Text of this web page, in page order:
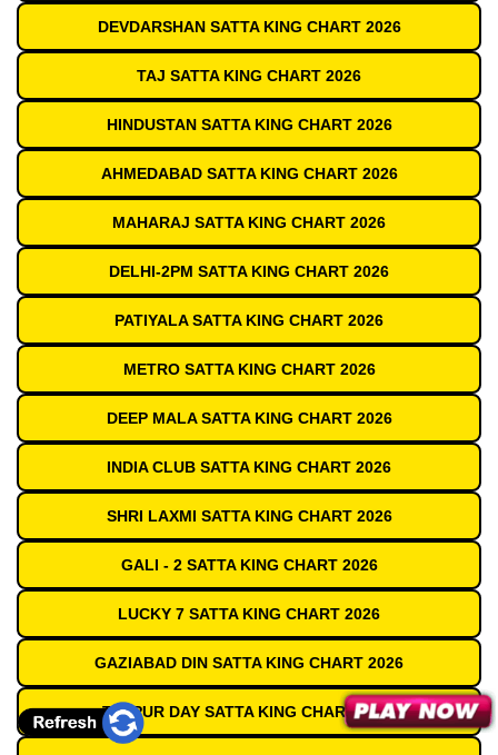
DEVDARSHAN SATTA KING CHART 2026
TAJ SATTA KING CHART 2026
HINDUSTAN SATTA KING CHART 2026
AHMEDABAD SATTA KING CHART 2026
MAHARAJ SATTA KING CHART 2026
DELHI-2PM SATTA KING CHART 2026
PATIYALA SATTA KING CHART 2026
METRO SATTA KING CHART 2026
DEEP MALA SATTA KING CHART 2026
INDIA CLUB SATTA KING CHART 2026
SHRI LAXMI SATTA KING CHART 2026
GALI - 2 SATTA KING CHART 2026
LUCKY 7 SATTA KING CHART 2026
GAZIABAD DIN SATTA KING CHART 2026
TEZPUR DAY SATTA KING CHART 2026